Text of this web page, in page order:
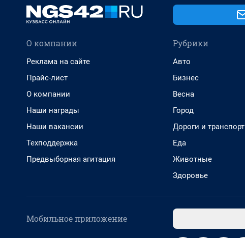
О компании
Реклама на сайте
Прайс-лист
О компании
Наши награды
Наши вакансии
Техподдержка
Предвыборная агитация
Рубрики
Авто
Бизнес
Весна
Город
Дороги и транспорт
Еда
Животные
Здоровье
Мобильное приложение